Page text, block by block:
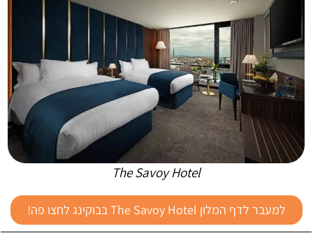
The Savoy Hotel
למעבר לדף המלון The Savoy Hotel בבוקינג לחצו פה!